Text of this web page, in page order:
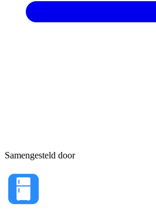
Samengesteld door